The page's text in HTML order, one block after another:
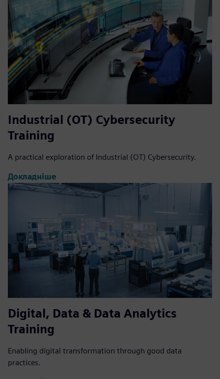
Industrial (OT) Cybersecurity
Training
A practical exploration of Industrial (OT) Cybersecurity.
Докладніше
Digital, Data & Data Analytics
Training
Enabling digital transformation through good data
practices.